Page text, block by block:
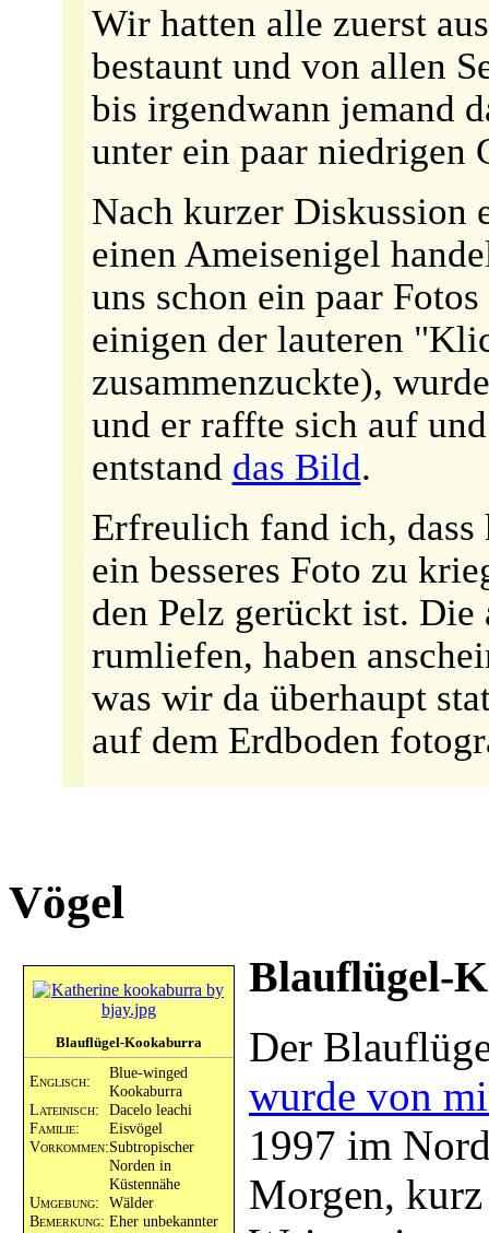
Wir hatten alle zuerst
bestaunt und von allen
bis irgendwann jemand
unter ein paar niedrigen
Nach kurzer Diskussion
einen Ameisenigel
uns schon ein paar
einigen der lauteren
zusammenzuckte),
und er raffte sich auf
entstand das Bild.
Erfreulich fand ich, dass
ein besseres Foto zu
den Pelz gerückt ist. Die
rumliefen, haben
was wir da überhaupt
auf dem Erdboden
Vögel
Blauflügel-Kookaburra
Englisch:
Blue-winged
Kookaburra
Lateinisch:
Dacelo leachi
Familie:
Eisvögel
Vorkommen:Subtropischer
Norden in
Küstennähe
Umgebung:
Wälder
Bemerkung: Eher unbekannter
Blauflügel-
Der
wurde von
1997 im
Morgen,